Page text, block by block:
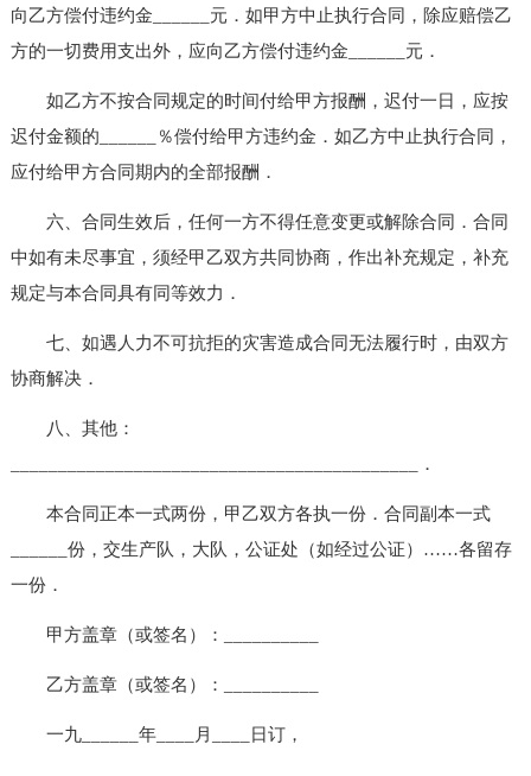
向乙方偿付违约金______元．如甲方中止执行合同，除应赔偿乙
方的一切费用支出外，应向乙方偿付违约金______元．
如乙方不按合同规定的时间付给甲方报酬，迟付一日，应按
迟付金额的______％偿付给甲方违约金．如乙方中止执行合同，
应付给甲方合同期内的全部报酬．
六、合同生效后，任何一方不得任意变更或解除合同．合同
中如有未尽事宜，须经甲乙双方共同协商，作出补充规定，补充
规定与本合同具有同等效力．
七、如遇人力不可抗拒的灾害造成合同无法履行时，由双方
协商解决．
八、其他：
___________________________________________．
本合同正本一式两份，甲乙双方各执一份．合同副本一式
______份，交生产队，大队，公证处（如经过公证）……各留存
一份．
甲方盖章（或签名）：__________
乙方盖章（或签名）：__________
一九______年____月____日订，